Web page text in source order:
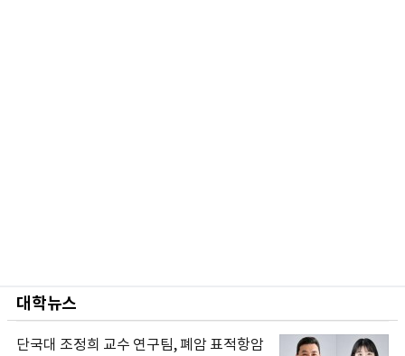
대학뉴스
단국대 조정희 교수 연구팀, 폐암 표적항암